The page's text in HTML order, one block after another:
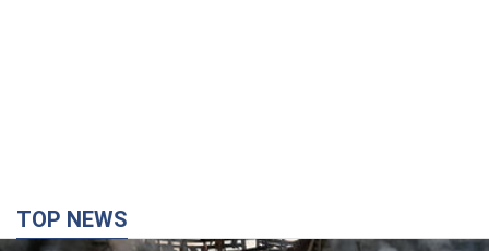
TOP NEWS